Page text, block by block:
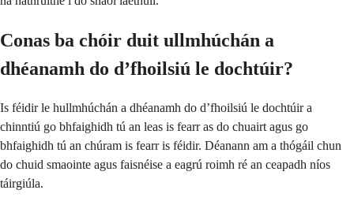
Conas ba chóir duit ullmhúchán a
dhéanamh do d’fhoilsiú le dochtúir?
Is féidir le hullmhúchán a dhéanamh do d’fhoilsiú le dochtúir a
chinntiú go bhfaighidh tú an leas is fearr as do chuairt agus go
bhfaighidh tú an chúram is fearr is féidir. Déanann am a thógáil chun
do chuid smaointe agus faisnéise a eagrú roimh ré an ceapadh níos
táirgiúla.